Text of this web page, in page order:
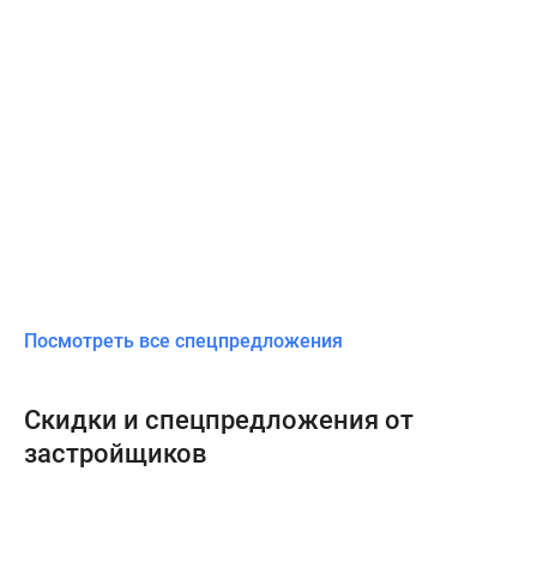
Посмотреть все спецпредложения
Скидки и спецпредложения от
застройщиков